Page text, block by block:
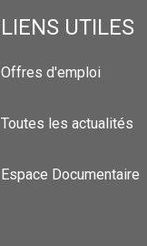
LIENS UTILES
Offres d'emploi
Toutes les actualités
Espace Documentaire